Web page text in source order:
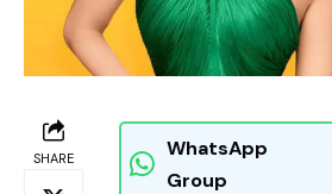
SHARE
WhatsApp
Group